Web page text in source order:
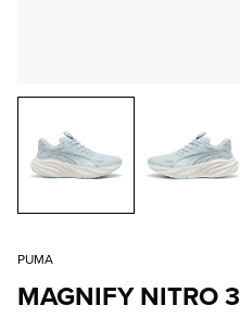
PUMA
MAGNIFY NITRO 3